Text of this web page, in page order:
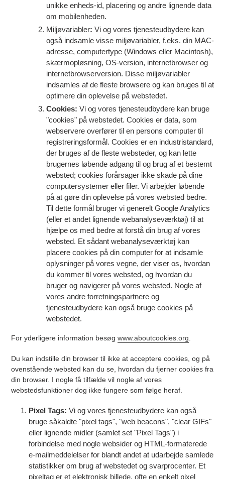
unikke enheds-id, placering og andre lignende data
om mobilenheden.
Miljøvariabler: Vi og vores tjenesteudbydere kan
også indsamle visse miljøvariabler, f.eks. din MAC-
adresse, computertype (Windows eller Macintosh),
skærmopløsning, OS-version, internetbrowser og
internetbrowserversion. Disse miljøvariabler
indsamles af de fleste browsere og kan bruges til at
optimere din oplevelse på webstedet.
Cookies: Vi og vores tjenesteudbydere kan bruge
"cookies" på webstedet. Cookies er data, som
webservere overfører til en persons computer til
registreringsformål. Cookies er en industristandard,
der bruges af de fleste websteder, og kan lette
brugernes løbende adgang til og brug af et bestemt
websted; cookies forårsager ikke skade på dine
computersystemer eller filer. Vi arbejder løbende
på at gøre din oplevelse på vores websted bedre.
Til dette formål bruger vi generelt Google Analytics
(eller et andet lignende webanalyseværktøj) til at
hjælpe os med bedre at forstå din brug af vores
websted. Et sådant webanalyseværktøj kan
placere cookies på din computer for at indsamle
oplysninger på vores vegne, der viser os, hvordan
du kommer til vores websted, og hvordan du
bruger og navigerer på vores websted. Nogle af
vores andre forretningspartnere og
tjenesteudbydere kan også bruge cookies på
webstedet.
For yderligere information besøg www.aboutcookies.org.
Du kan indstille din browser til ikke at acceptere cookies, og på
ovenstående websted kan du se, hvordan du fjerner cookies fra
din browser. I nogle få tilfælde vil nogle af vores
webstedsfunktioner dog ikke fungere som følge heraf.
Pixel Tags: Vi og vores tjenesteudbydere kan også
bruge såkaldte "pixel tags", "web beacons", "clear GIFs"
eller lignende midler (samlet set "Pixel Tags") i
forbindelse med nogle websider og HTML-formaterede
e-mailmeddelelser for blandt andet at udarbejde samlede
statistikker om brug af webstedet og svarprocenter. Et
pixeltag er et elektronisk billede, ofte en enkelt pixel